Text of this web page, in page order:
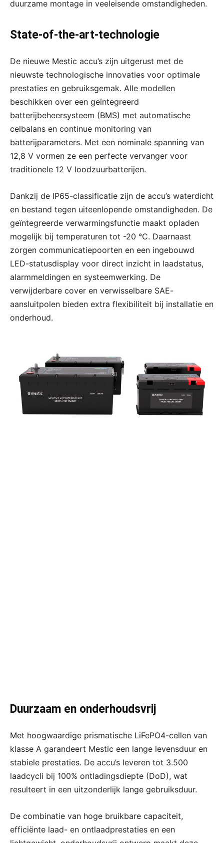
duurzame montage in veeleisende omstandigheden.
State-of-the-art-technologie
De nieuwe Mestic accu’s zijn uitgerust met de
nieuwste technologische innovaties voor optimale
prestaties en gebruiksgemak. Alle modellen
beschikken over een geïntegreerd
batterijbeheersysteem (BMS) met automatische
celbalans en continue monitoring van
batterijparameters. Met een nominale spanning van
12,8 V vormen ze een perfecte vervanger voor
traditionele 12 V loodzuurbatterijen.
Dankzij de IP65-classificatie zijn de accu’s waterdicht
en bestand tegen uiteenlopende omstandigheden. De
geïntegreerde verwarmingsfunctie maakt opladen
mogelijk bij temperaturen tot -20 °C. Daarnaast
zorgen communicatiepoorten en een ingebouwd
LED-statusdisplay voor direct inzicht in laadstatus,
alarmmeldingen en systeemwerking. De
verwijderbare cover en verwisselbare SAE-
aansluitpolen bieden extra flexibiliteit bij installatie en
onderhoud.
Duurzaam en onderhoudsvrij
Met hoogwaardige prismatische LiFePO4-cellen van
klasse A garandeert Mestic een lange levensduur en
stabiele prestaties. De accu’s leveren tot 3.500
laadcycli bij 100% ontladingsdiepte (DoD), wat
resulteert in een uitzonderlijk lange gebruiksduur.
De combinatie van hoge bruikbare capaciteit,
efficiënte laad- en ontlaadprestaties en een